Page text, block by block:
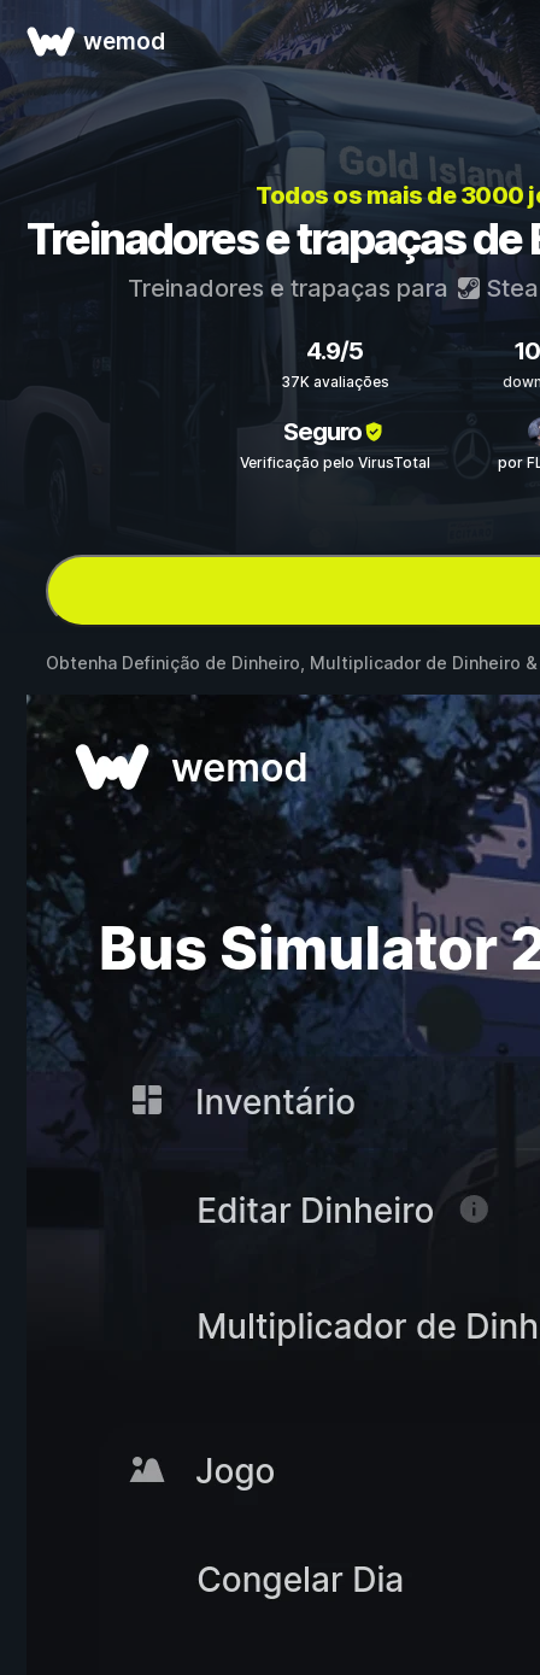
wemod
Todos os mais de 3000
Treinadores e trapaças de
Treinadores e trapaças para
4.9/5
37K avaliações
Seguro
Verificação pelo VirusTotal por
Obtenha Definição de Dinheiro, Multiplicador de Dinheiro